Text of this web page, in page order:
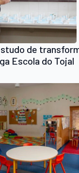
de
Escola do Tojal